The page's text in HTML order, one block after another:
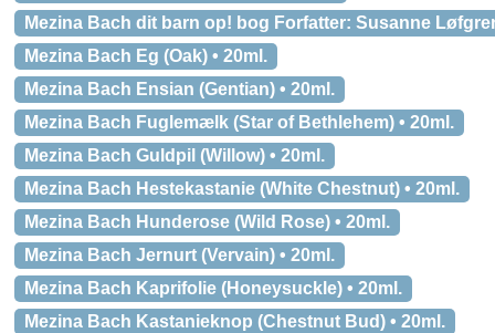
Mezina Bach dit barn op! bog Forfatter: Susanne
Mezina Bach Eg (Oak) • 20ml.
Mezina Bach Ensian (Gentian) • 20ml.
Mezina Bach Fuglemælk (Star of Bethlehem) • 20ml.
Mezina Bach Guldpil (Willow) • 20ml.
Mezina Bach Hestekastanie (White Chestnut) • 20ml.
Mezina Bach Hunderose (Wild Rose) • 20ml.
Mezina Bach Jernurt (Vervain) • 20ml.
Mezina Bach Kaprifolie (Honeysuckle) • 20ml.
Mezina Bach Kastanieknop (Chestnut Bud) • 20ml.